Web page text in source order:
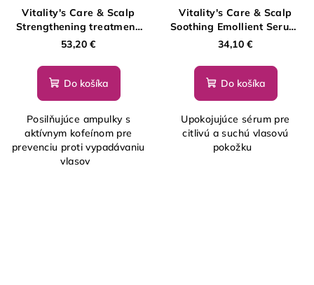
Vitality's Care & Scalp
Strengthening treatment,
10 x 7 ml
53,20 €
Do košíka
Posilňujúce ampulky s
aktívnym kofeínom pre
prevenciu proti vypadávaniu
vlasov
Vitality's Care & Scalp
Soothing Emollient Serum,
150 m
34,10 €
Do košíka
Upokojujúce sérum pre
citlivú a suchú vlasovú
pokožku